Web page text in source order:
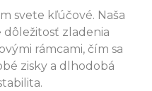
svete kľúčové. Naša
zladenia
rámcami, čím sa
zisky a dlhodobá